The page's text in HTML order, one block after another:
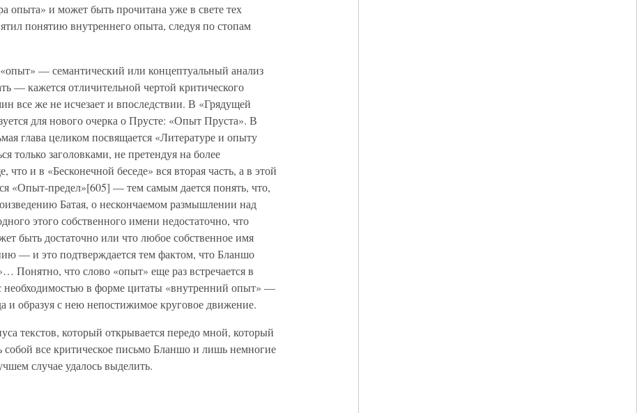
опыта» и может быть прочитана уже в свете тех
понятию внутреннего опыта, следуя по стопам
— семантический или концептуальный анализ
— кажется отличительной чертой критического
все же не исчезает и впоследствии. В «Грядущей
для нового очерка о Прусте: «Опыт Пруста». В
глава целиком посвящается «Литературе и опыту
только заголовками, не претендуя на более
и в «Бесконечной беседе» вся вторая часть, а в этой
«Опыт-предел»[605] — тем самым дается понять, что,
Батая, о нескончаемом размышлении над
этого собственного имени недостаточно, что
быть достаточно или что любое собственное имя
— и это подтверждается тем фактом, что Бланшо
Понятно, что слово «опыт» еще раз встречается в
необходимостью в форме цитаты «внутренний опыт» —
и образуя с нею непостижимое круговое движение.
текстов, который открывается передо мной, который
все критическое письмо Бланшо и лишь немногие
случае удалось выделить.